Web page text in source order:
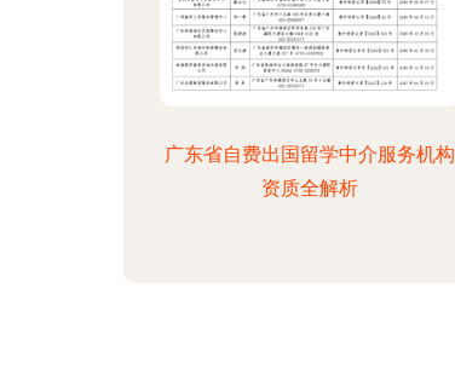
广东省自费出国留学中介服务机构
资质全解析